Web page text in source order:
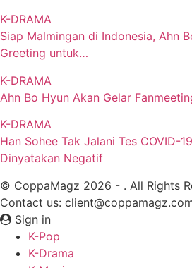
K-DRAMA
Siap Malmingan di Indonesia, Ahn
Greeting untuk…
K-DRAMA
Ahn Bo Hyun Akan Gelar
K-DRAMA
Han Sohee Tak Jalani Tes COVID-
Dinyatakan Negatif
© CoppaMagz 2026 - . All Rights
Contact us:
Sign in
K-Pop
K-Drama